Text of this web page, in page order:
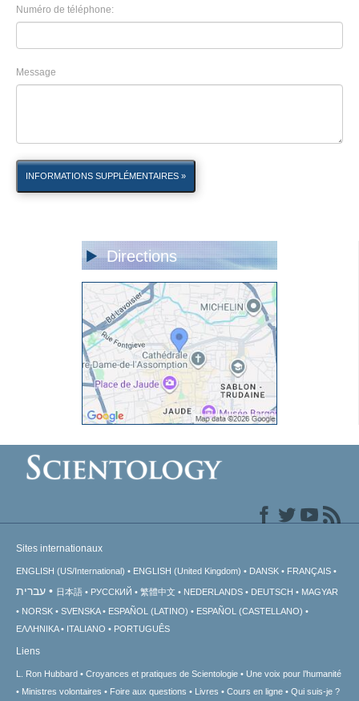
Numéro de téléphone:
Message
INFORMATIONS SUPPLÉMENTAIRES »
Directions
Sites internationaux
ENGLISH (US/International) ENGLISH (United Kingdom) DANSK FRANÇAIS
עברית 日本語 РУССКИЙ 繁體中文 NEDERLANDS DEUTSCH
MAGYAR
NORSK
SVENSKA ESPAÑOL (LATINO)
ESPAÑOL (CASTELLANO)
ΕΛΛΗΝΙΚA
ITALIANO PORTUGUÊS
Liens
L. Ron Hubbard Croyances et pratiques de Scientologie
Une voix pour l’humanité
Ministres volontaires
Foire aux questions Livres Cours en ligne Qui suis-je ?